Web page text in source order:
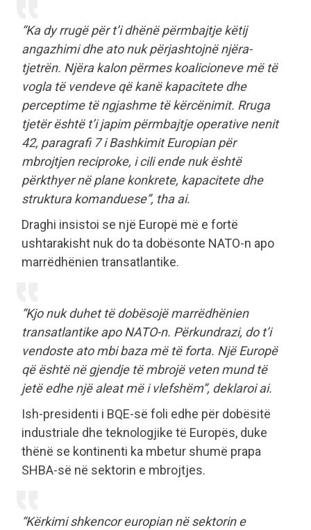
“Ka dy rrugë për t’i dhënë përmbajtje këtij
angazhimi dhe ato nuk përjashtojnë njëra-
tjetrën. Njëra kalon përmes koalicioneve më të
vogla të vendeve që kanë kapacitete dhe
perceptime të ngjashme të kërcënimit. Rruga
tjetër është t’i japim përmbajtje operative nenit
42, paragrafi 7 i Bashkimit Europian për
mbrojtjen reciproke, i cili ende nuk është
përkthyer në plane konkrete, kapacitete dhe
struktura komanduese”, tha ai.
Draghi insistoi se një Europë më e fortë
ushtarakisht nuk do ta dobësonte NATO-n apo
marrëdhënien transatlantike.
“Kjo nuk duhet të dobësojë marrëdhënien
transatlantike apo NATO-n. Përkundrazi, do t’i
vendoste ato mbi baza më të forta. Një Europë
që është në gjendje të mbrojë veten mund të
jetë edhe një aleat më i vlefshëm”, deklaroi ai.
Ish-presidenti i BQE-së foli edhe për dobësitë
industriale dhe teknologjike të Europës, duke
thënë se kontinenti ka mbetur shumë prapa
SHBA-së në sektorin e mbrojtjes.
“Kërkimi shkencor europian në sektorin e